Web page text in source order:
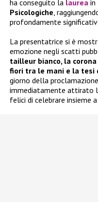
ha conseguito la laurea in
Psicologiche ,
profondamente
La presentatrice si è
emozione negli scatti
tailleur bianco, la corona
fiori tra le mani e la tesi
giorno della
immediatamente attirato
felici di celebrare insieme